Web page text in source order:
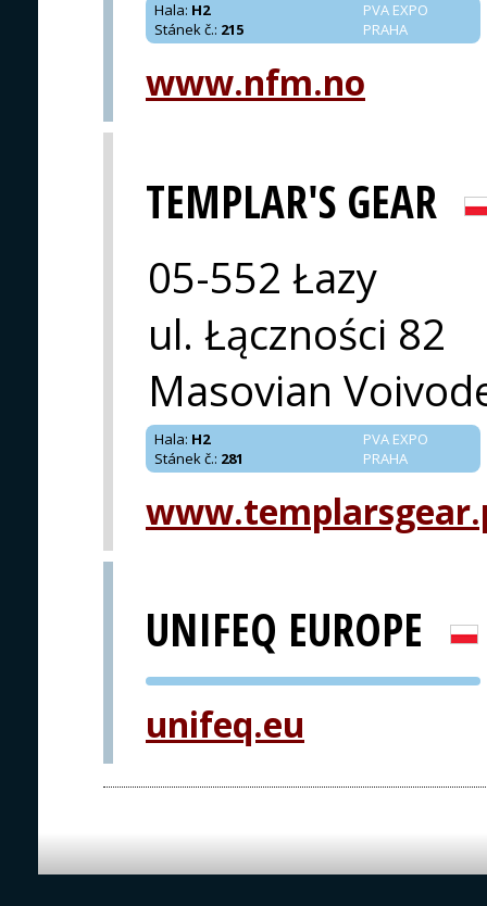
PVA EXPO
PRAHA
Hala: H2
Stánek č.: 215
www.nfm.no
TEMPLAR'S GEAR
05-552 Łazy
ul. Łączności 82
Masovian
PVA EXPO
PRAHA
Hala: H2
Stánek č.: 281
UNIFEQ EUROPE
PVA EXPO
unifeq.eu